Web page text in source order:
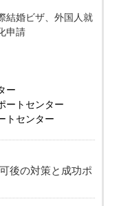
結婚ビザ、外国人就
申請
ー
ートセンター
トセンター
後の対策と成功ポ